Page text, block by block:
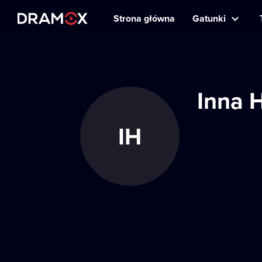
Strona główna Gatunki
IH
Inna